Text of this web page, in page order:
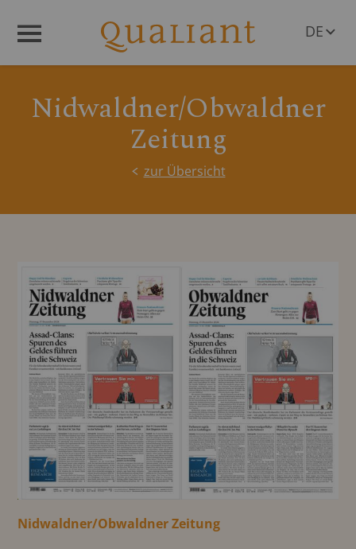
DE
Nidwaldner/Obwaldner
Zeitung
zur Übersicht
Nidwaldner/Obwaldner Zeitung